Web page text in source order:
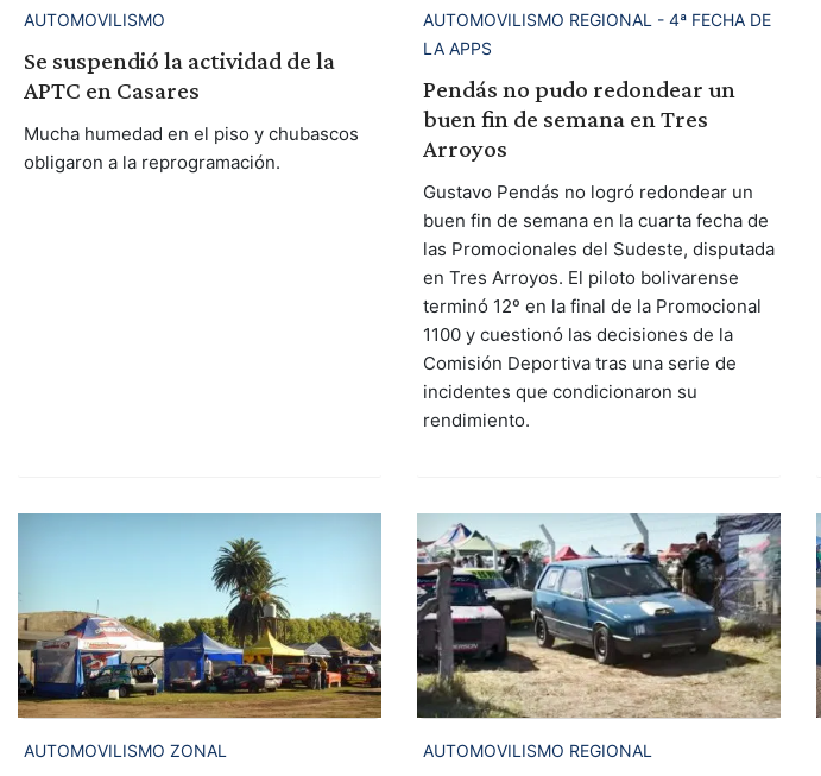
AUTOMOVILISMO
Se suspendió la actividad de la
APTC en Casares
Mucha humedad en el piso y chubascos
obligaron a la reprogramación.
AUTOMOVILISMO REGIONAL - 4ª FECHA DE
LA APPS
Pendás no pudo redondear un
buen fin de semana en Tres
Arroyos
Gustavo Pendás no logró redondear un
buen fin de semana en la cuarta fecha de
las Promocionales del Sudeste, disputada
en Tres Arroyos. El piloto bolivarense
terminó 12º en la final de la Promocional
1100 y cuestionó las decisiones de la
Comisión Deportiva tras una serie de
incidentes que condicionaron su
rendimiento.
AUTOMOVILISMO ZONAL AUTOMOVILISMO REGIONAL